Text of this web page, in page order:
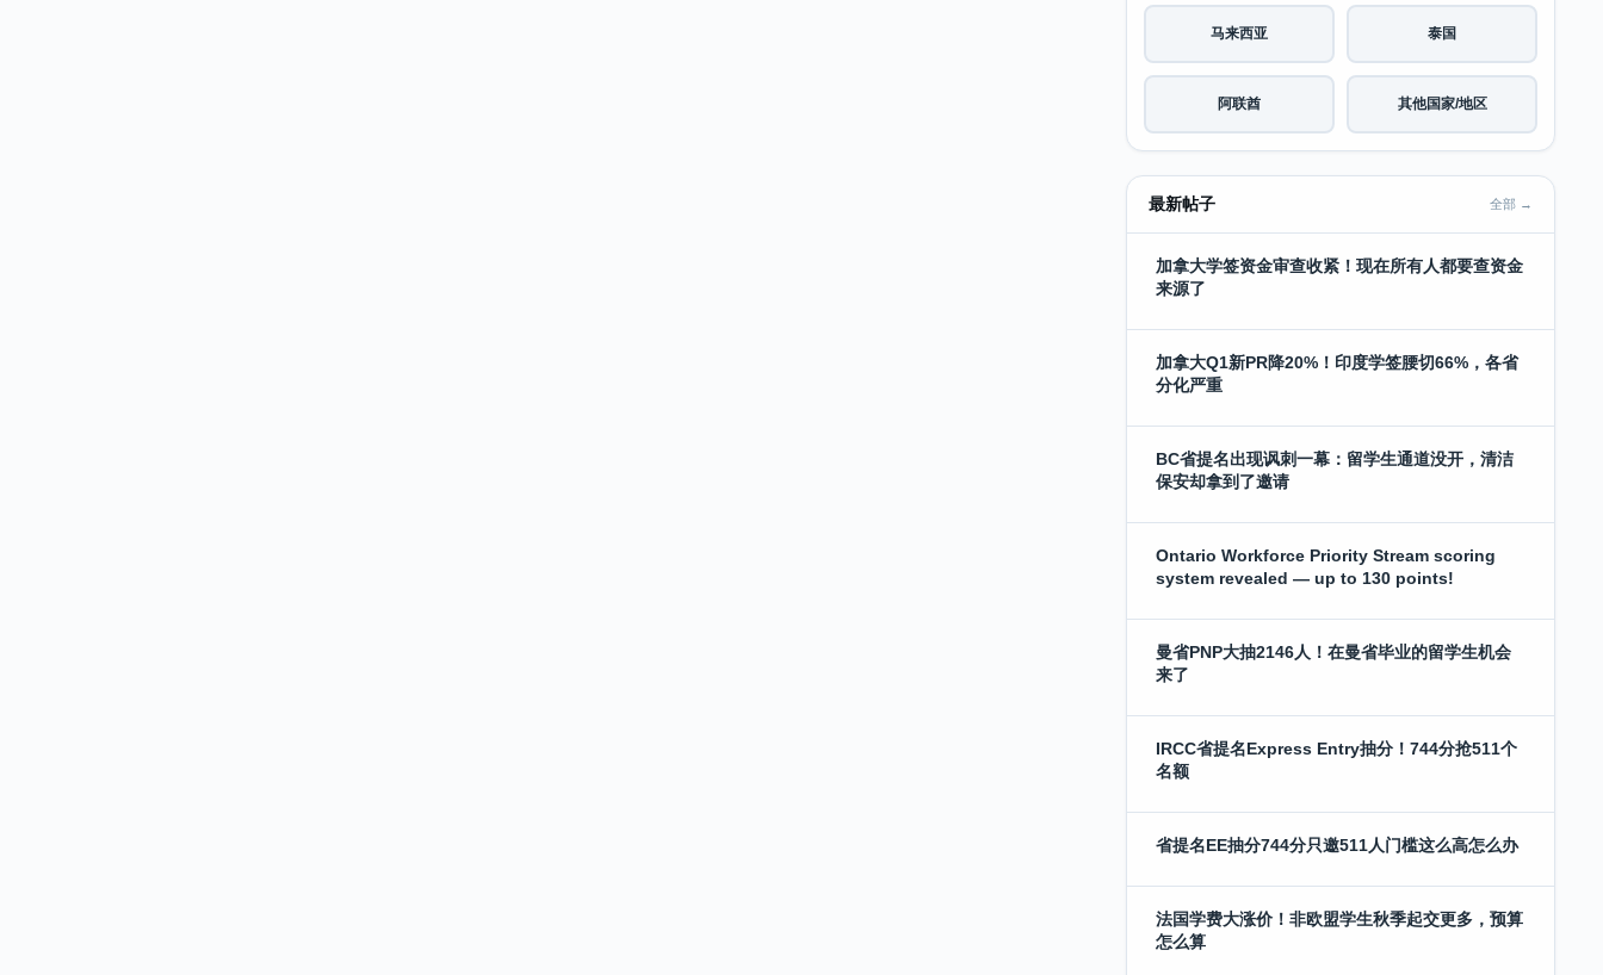
马来西亚 泰国
阿联酋 其他国家/地区
最新帖子 全部 →
加拿大学签资金审查收紧！现在所有人都要查资金
来源了
加拿大Q1新PR降20%！印度学签腰切66%，各省
分化严重
BC省提名出现讽刺一幕：留学生通道没开，清洁
保安却拿到了邀请
Ontario Workforce Priority Stream scoring
system revealed — up to 130 points!
曼省PNP大抽2146人！在曼省毕业的留学生机会
来了
IRCC省提名Express Entry抽分！744分抢511个
名额
省提名EE抽分744分只邀511人门槛这么高怎么办
法国学费大涨价！非欧盟学生秋季起交更多，预算
怎么算